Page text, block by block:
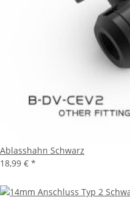
Ablasshahn Schwarz
18,99 € *